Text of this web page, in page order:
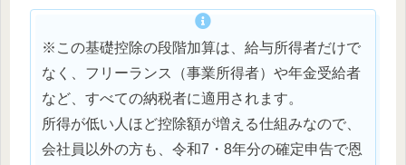
※この基礎控除の段階加算は、給与所得者だけで
なく、フリーランス（事業所得者）や年金受給者
など、すべての納税者に適用されます。
所得が低い人ほど控除額が増える仕組みなので、
会社員以外の方も、令和7・8年分の確定申告で恩